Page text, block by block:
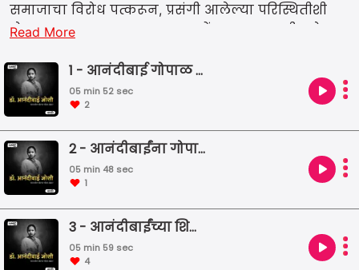
समाजाचा विरोध पत्करून, प्रसंगी आलेल्या परिस्थितीशी
दोन हात करून आपल्या यशाचा झेंडा या मायभूमीत रोव
व्हाण
Read More
1 - आनंदीबाई गोपाळ जोशी
05 min 52 sec
2
2 - आनंदीबाईंना गोपाळरावांची साथ
05 min 48 sec
1
3 - आनंदीबाईंच्या शिक्षणासाठी गोपाळवांचे प्रयत्न
05 min 59 sec
4